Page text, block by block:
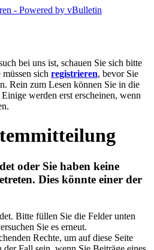
bei uns ist, schauen Sie sich bitte
müssen sich registrieren, bevor Sie
Rein zum Lesen können Sie in die
werden erst erscheinen, wenn
oder Sie haben keine
Dies könnte einer der
Bitte füllen Sie die Felder unten
Sie es erneut.
Rechte, um auf diese Seite